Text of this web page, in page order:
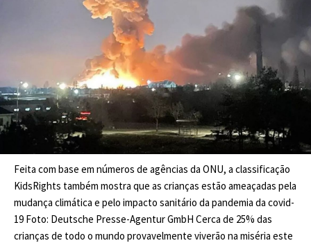
Feita com base em números de agências da ONU, a classificação
KidsRights também mostra que as crianças estão ameaçadas pela
mudança climática e pelo impacto sanitário da pandemia da covid-
19 Foto: Deutsche Presse-Agentur GmbH Cerca de 25% das
crianças de todo o mundo provavelmente viverão na miséria este